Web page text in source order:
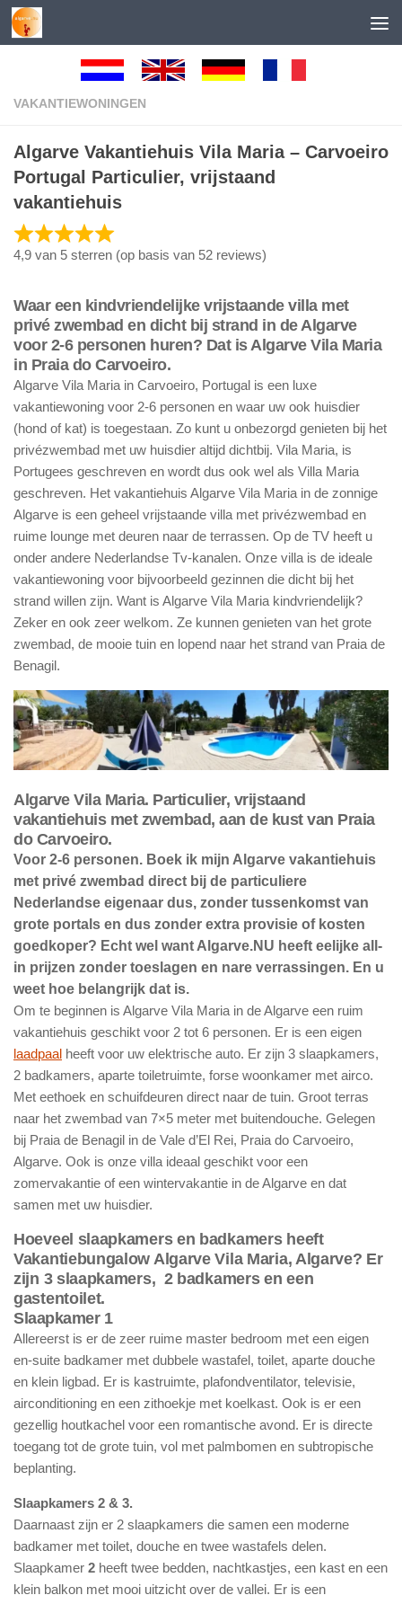
Skip to content
VAKANTIEWONINGEN
Algarve Vakantiehuis Vila Maria – Carvoeiro
Portugal Particulier, vrijstaand
vakantiehuis
4,9 van 5 sterren (op basis van 52 reviews)
Waar een kindvriendelijke vrijstaande villa met
privé zwembad en dicht bij strand in de Algarve
voor 2-6 personen huren? Dat is Algarve Vila Maria
in Praia do Carvoeiro.
Algarve Vila Maria in Carvoeiro, Portugal is een luxe
vakantiewoning voor 2-6 personen en waar uw ook huisdier
(hond of kat) is toegestaan. Zo kunt u onbezorgd genieten bij het
privézwembad met uw huisdier altijd dichtbij. Vila Maria, is
Portugees geschreven en wordt dus ook wel als Villa Maria
geschreven. Het vakantiehuis Algarve Vila Maria in de zonnige
Algarve is een geheel vrijstaande villa met privézwembad en
ruime lounge met deuren naar de terrassen. Op de TV heeft u
onder andere Nederlandse Tv-kanalen. Onze villa is de ideale
vakantiewoning voor bijvoorbeeld gezinnen die dicht bij het
strand willen zijn. Want is Algarve Vila Maria kindvriendelijk?
Zeker en ook zeer welkom. Ze kunnen genieten van het grote
zwembad, de mooie tuin en lopend naar het strand van Praia de
Benagil.
Algarve Vila Maria. Particulier, vrijstaand
vakantiehuis met zwembad, aan de kust van Praia
do Carvoeiro.
Voor 2-6 personen. Boek ik mijn Algarve vakantiehuis
met privé zwembad direct bij de particuliere
Nederlandse eigenaar dus, zonder tussenkomst van
grote portals en dus zonder extra provisie of kosten
goedkoper? Echt wel want Algarve.NU heeft eelijke all-
in prijzen zonder toeslagen en nare verrassingen. En u
weet hoe belangrijk dat is.
Om te beginnen is Algarve Vila Maria in de Algarve een ruim
vakantiehuis geschikt voor 2 tot 6 personen. Er is een eigen
laadpaal heeft voor uw elektrische auto. Er zijn 3 slaapkamers,
2 badkamers, aparte toiletruimte, forse woonkamer met airco.
Met eethoek en schuifdeuren direct naar de tuin. Groot terras
naar het zwembad van 7×5 meter met buitendouche. Gelegen
bij Praia de Benagil in de Vale d’El Rei, Praia do Carvoeiro,
Algarve. Ook is onze villa ideaal geschikt voor een
zomervakantie of een wintervakantie in de Algarve en dat
samen met uw huisdier.
Hoeveel slaapkamers en badkamers heeft
Vakantiebungalow Algarve Vila Maria, Algarve? Er
zijn 3 slaapkamers, 2 badkamers en een
gastentoilet.
Slaapkamer 1
Allereerst is er de zeer ruime master bedroom met een eigen
en-suite badkamer met dubbele wastafel, toilet, aparte douche
en klein ligbad. Er is kastruimte, plafondventilator, televisie,
airconditioning en een zithoekje met koelkast. Ook is er een
gezellig houtkachel voor een romantische avond. Er is directe
toegang tot de grote tuin, vol met palmbomen en subtropische
beplanting.
Slaapkamers 2 & 3.
Daarnaast zijn er 2 slaapkamers die samen een moderne
badkamer met toilet, douche en twee wastafels delen.
Slaapkamer 2 heeft twee bedden, nachtkastjes, een kast en een
klein balkon met mooi uitzicht over de vallei. Er is een